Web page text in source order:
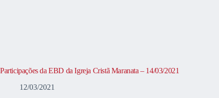
Participações da EBD da Igreja Cristã Maranata – 14/03/2021
12/03/2021